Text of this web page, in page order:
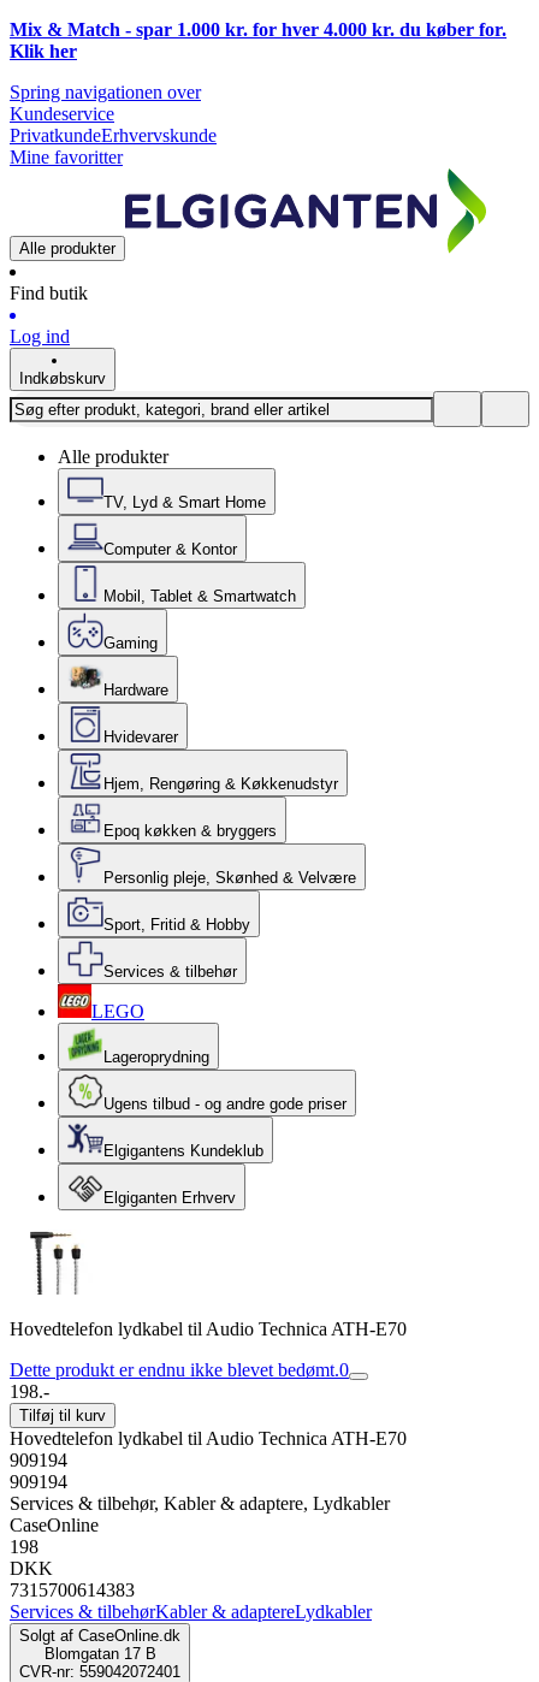
Mix & Match - spar 1.000 kr. for hver 4.000 kr. du køber for.
Klik her
Spring navigationen over
Kundeservice
PrivatkundeErhvervskunde
Mine favoritter
Alle produkter
Find butik
Log ind
Indkøbskurv
Alle produkter
TV, Lyd & Smart Home
Computer & Kontor
Mobil, Tablet & Smartwatch
Gaming
Hardware
Hvidevarer
Hjem, Rengøring & Køkkenudstyr
Epoq køkken & bryggers
Personlig pleje, Skønhed & Velvære
Sport, Fritid & Hobby
Services & tilbehør
LEGO
Lageroprydning
Ugens tilbud - og andre gode priser
Elgigantens Kundeklub
Elgiganten Erhverv
Hovedtelefon lydkabel til Audio Technica ATH-E70
Dette produkt er endnu ikke blevet bedømt.0
198.-
Tilføj til kurv
Hovedtelefon lydkabel til Audio Technica ATH-E70
909194
909194
Services & tilbehør, Kabler & adaptere, Lydkabler
CaseOnline
198
DKK
7315700614383
Services & tilbehørKabler & adaptereLydkabler
Solgt af CaseOnline.dk
Blomgatan 17 B
CVR-nr: 559042072401